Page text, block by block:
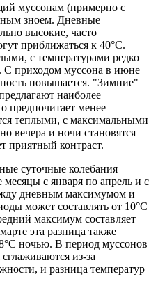
муссонам (примерно с
зноем. Дневные
высокие, часто
приближаться к 40°C.
с температурами редко
приходом муссона в июне
повышается. "Зимние"
наиболее
предпочитает менее
теплыми, с максимальными
вечера и ночи становятся
приятный контраст.
суточные колебания
с января по апрель и с
дневным максимумом и
может составлять от 10°C
максимум составляет
эта разница также
ночью. В период муссонов
из-за
и разница температур